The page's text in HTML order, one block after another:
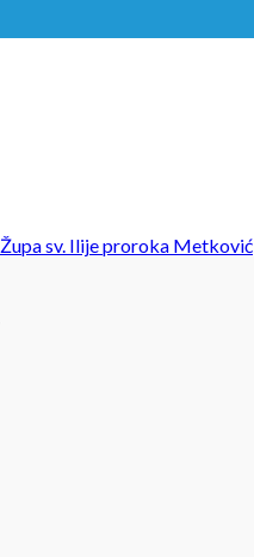
Župa sv. Ilije proroka Metković